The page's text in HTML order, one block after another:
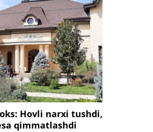
Hovli narxi tushdi,
qimmatlashdi